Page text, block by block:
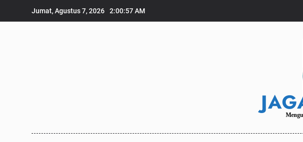
Jumat, Agustus 7, 2026 2:00:59 AM